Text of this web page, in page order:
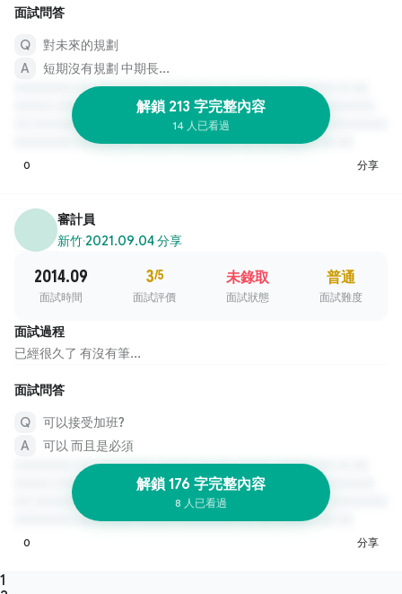
面試問答
對未來的規劃
短期沒有規劃 中期長...
解鎖 213 字完整內容
14 人已看過
0 分享
審計員
新竹·2021.09.04 分享
2014.09
面試時間
3/5
面試評價
未錄取
面試狀態
普通
面試難度
面試過程
已經很久了 有沒有筆...
面試問答
可以接受加班?
可以 而且是必須
解鎖 176 字完整內容
8 人已看過
0 分享
1